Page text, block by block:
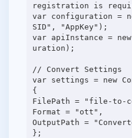
registration is
var configuration =
SID", "AppKey");
var apiInstance =
uration);
// Convert Settings
var settings = new
{
FilePath = "file-to-
Format = "ott",
OutputPath =
};